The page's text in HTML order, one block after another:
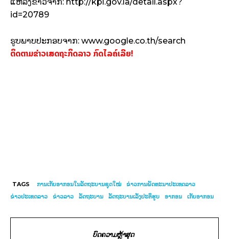
id=20789
ຮູບພາບປະກອບຈາກ:​ www.google.co.th/search
ຕິດຕາມຂ່າວເສດຖະກິດລາວ ກົດໄລຄ໌ເລີຍ!
TAGS ການເກັບອາກອນໃນລັດຖະບານຊຸດໃໝ່
ຂ່າວການພັດທະນາປະເທດລາວ
ຂ່າວປະເທດລາວ
ຂ່າວລາວ ລັດຖະບານ ລັດຖະບານເລັ່ງປະຕິຮູບ ອາກອນ ເກັບອາກອນ
ບົດຄວາມຫຼ້າສຸດ